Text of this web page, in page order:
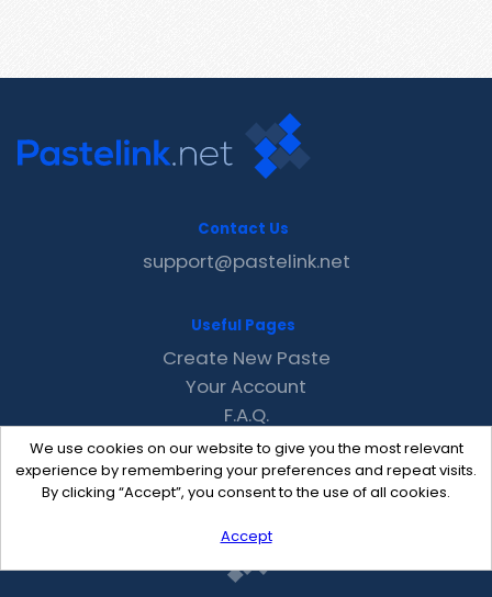
We use cookies on our website to give you the most relevant
experience by remembering your preferences and repeat visits.
By clicking “Accept”, you consent to the use of all cookies.
Accept
Contact Us
support@pastelink.net
Useful Pages
Create New Paste
Your Account
F.A.Q.
Recent
Contact